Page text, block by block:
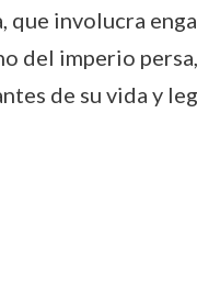
que involucra
del imperio
de su vida y